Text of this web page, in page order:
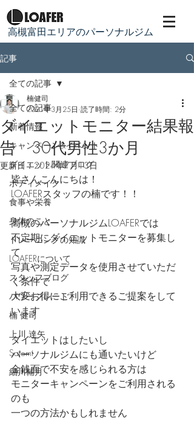
​高槻富田エリアのパーソナルジム
記事
全ての記事
新着情報
キャンペーン&イベント
ダイエット関連ブログ
ボディメイク
食事や栄養
身体のこと
トレーニングの知識
LOAFERについて
スタッフブログ
パワープレート
楠 健司
上川 達矢
Satomi
細川輔月
全ての記事
ダイエットモニター結果報
告 30代男性3か月
楠健司
2021年3月25日 読了時間: 2分
更新日：2024年7月13日
皆さんこんにちは！
LOAFERスタッフの楠です！！
高槻のパーソナルジムLOAFERでは
不定期にダイエットモニターを募集し
て
写真や測定データを使用させていただ
く条件で
大変お得にご利用できるご提案をして
います
ダイエットはしたいし
パーソナルジムにも通いたいけど
金銭面で不安を感じられる方は
モニターキャンペーンをご利用される
のも
一つの方法かもしれません